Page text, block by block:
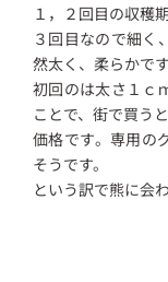
１，２回目の収穫
３回目なので細く
然太く、柔らかです
初回のは太さ１ｃ
ことで、街で買う
価格です。専用の
そうです。
という訳で熊に会